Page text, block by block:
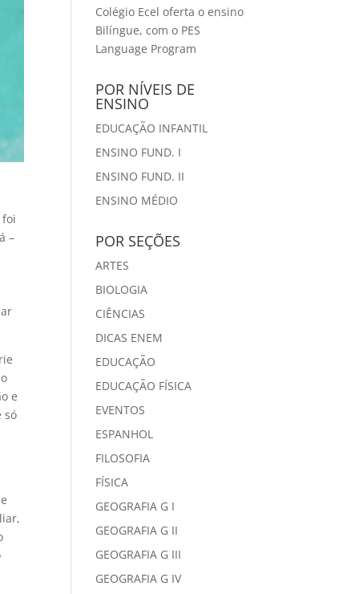
foi
–
e
só
Colégio Ecel oferta o ensino
Bilíngue, com o PES
Language Program
POR NÍVEIS DE
ENSINO
EDUCAÇÃO INFANTIL
ENSINO FUND. I
ENSINO FUND. II
ENSINO MÉDIO
POR SEÇÕES
ARTES
BIOLOGIA
CIÊNCIAS
DICAS ENEM
EDUCAÇÃO
EDUCAÇÃO FÍSICA
EVENTOS
ESPANHOL
FILOSOFIA
FÍSICA
GEOGRAFIA G I
GEOGRAFIA G II
GEOGRAFIA G III
GEOGRAFIA G IV